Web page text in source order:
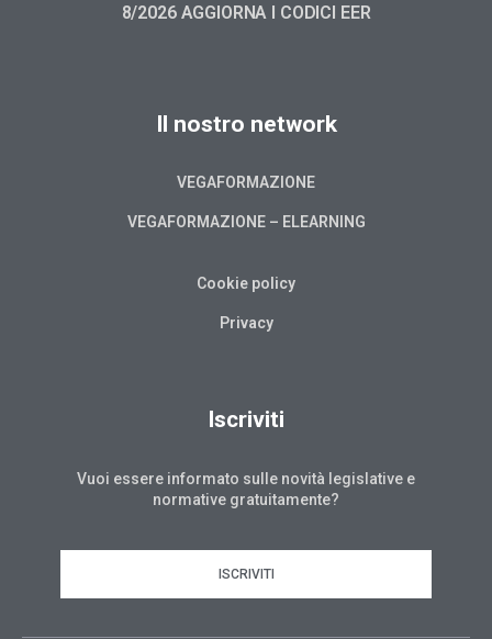
8/2026 AGGIORNA I CODICI EER
Il nostro network
VEGAFORMAZIONE
VEGAFORMAZIONE – ELEARNING
Cookie policy
Privacy
Iscriviti
Vuoi essere informato sulle novità legislative e
normative gratuitamente?
ISCRIVITI